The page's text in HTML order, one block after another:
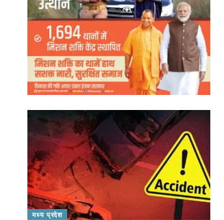
मध्य प्रदेश